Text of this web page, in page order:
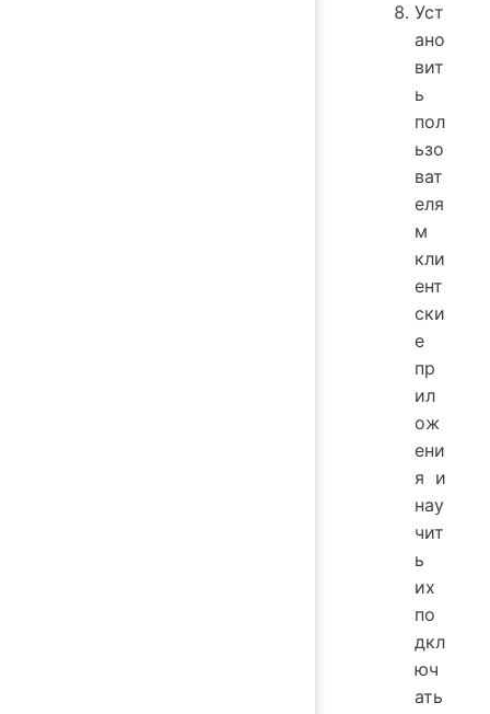
Уст
ано
вит
ь
пол
ьзо
ват
еля
м
кли
ент
ски
е
пр
ил
ож
ени
я и
нау
чит
ь
их
по
дкл
юч
ать